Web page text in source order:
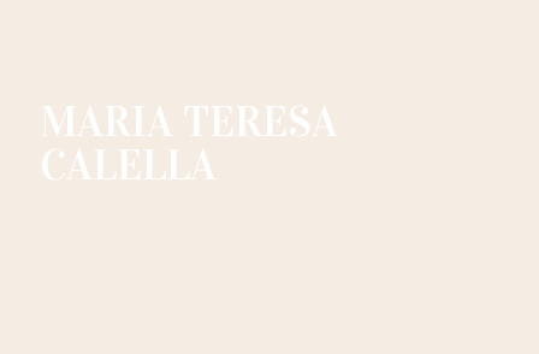
MARIA TERESA
CALELLA